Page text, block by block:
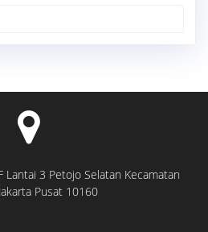
Lantai 3 Petojo Selatan Kecamatan
Pusat 10160